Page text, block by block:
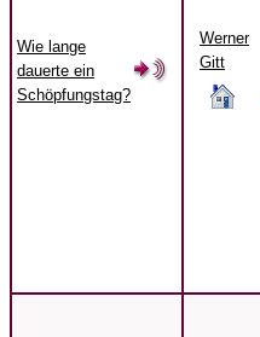
Wie lange
dauerte ein
Schöpfungstag?
Werner
Gitt